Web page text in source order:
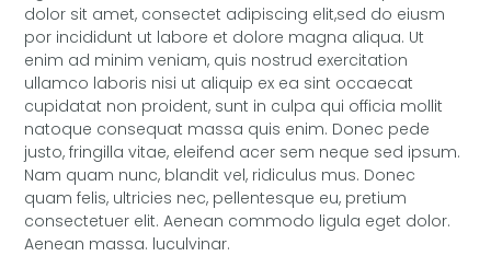
dolor sit amet, consectet adipiscing elit,sed do eiusm
por incididunt ut labore et dolore magna aliqua. Ut
enim ad minim veniam, quis nostrud exercitation
ullamco laboris nisi ut aliquip ex ea sint occaecat
cupidatat non proident, sunt in culpa qui officia mollit
natoque consequat massa quis enim. Donec pede
justo, fringilla vitae, eleifend acer sem neque sed ipsum.
Nam quam nunc, blandit vel, ridiculus mus. Donec
quam felis, ultricies nec, pellentesque eu, pretium
consectetuer elit. Aenean commodo ligula eget dolor.
Aenean massa. luculvinar.